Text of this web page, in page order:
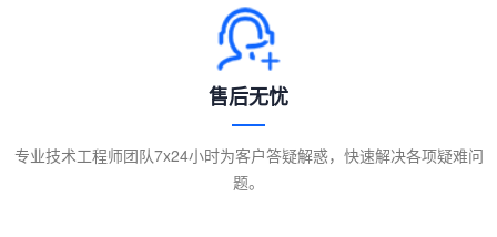
售后无忧
专业技术工程师团队7x24小时为客户答疑解惑，快速解决各项疑难问
题。